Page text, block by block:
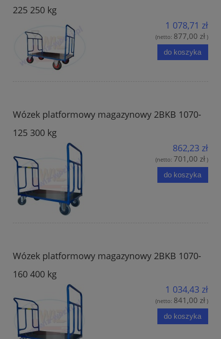
225 250 kg
1 078,71 zł
(netto: 877,00 zł )
do koszyka
Wózek platformowy magazynowy 2BKB 1070-
125 300 kg
862,23 zł
(netto: 701,00 zł )
do koszyka
Wózek platformowy magazynowy 2BKB 1070-
160 400 kg
1 034,43 zł
(netto: 841,00 zł )
do koszyka